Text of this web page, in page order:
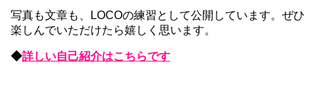
写真も文章も、LOCOの練習として公開しています。ぜひ
楽しんでいただけたら嬉しく思います。
◆詳しい自己紹介はこちらです